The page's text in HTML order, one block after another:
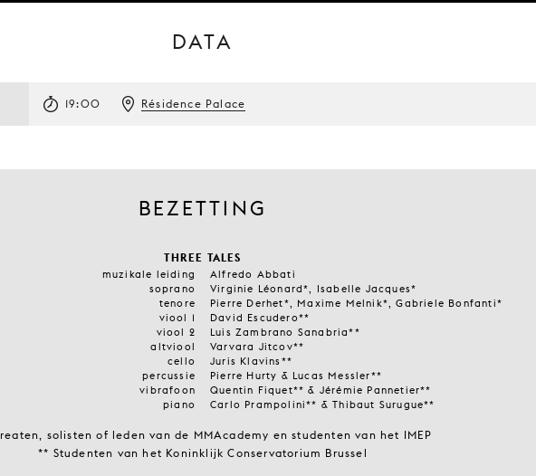
DATA
19:00 Résidence Palace
BEZETTING
THREE TALES
muzikale leiding
Alfredo Abbati
soprano
Virginie Léonard*, Isabelle Jacques*
tenore
Pierre Derhet*, Maxime Melnik*, Gabriele Bonfanti*
viool 1
David Escudero**
viool 2
Luis Zambrano Sanabria**
altviool
Varvara Jitcov**
cello
Juris Klavins**
percussie
Pierre Hurty & Lucas Messler**
vibrafoon
Quentin Fiquet** & Jérémie Pannetier**
piano
Carlo Prampolini** & Thibaut Surugue**
solisten of leden van de MMAcademy en studenten van het IMEP
** Studenten van het Koninklijk Conservatorium Brussel